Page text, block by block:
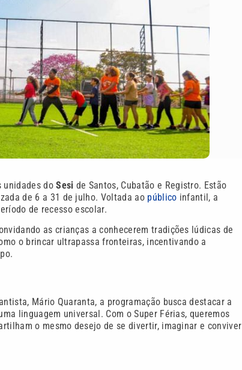
unidades doSesi de Santos, Cubatão e Registro. Estão
de 6 a 31 de julho. Voltada ao público infantil, a
de recesso escolar.
as crianças a conhecerem tradições lúdicas de
o brincar ultrapassa fronteiras, incentivando a
Mário Quaranta, a programação busca destacar a
linguagem universal. Com o Super Férias, queremos
o mesmo desejo de se divertir, imaginar e conviver